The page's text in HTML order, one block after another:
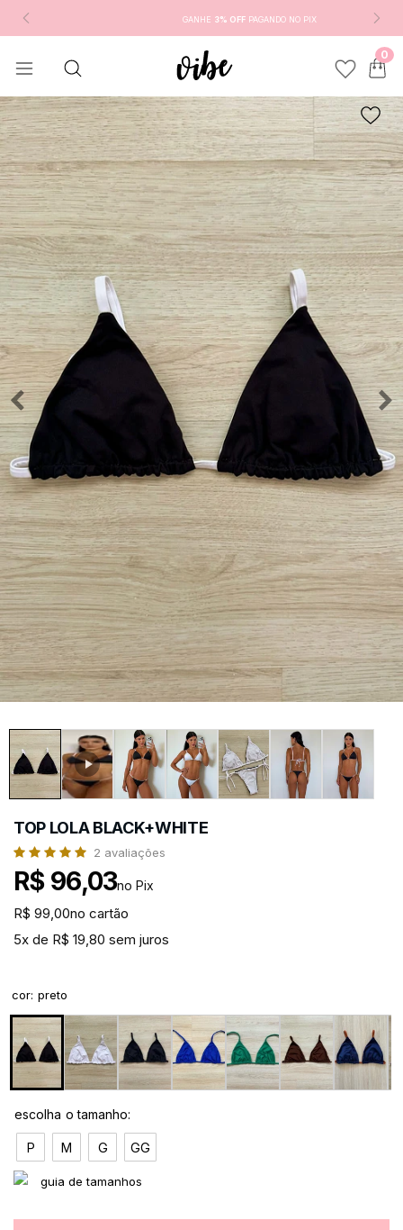
3% OFFPAGANDO NO PIX
0
TOP LOLA BLACK+WHITE
2 avaliações
R$ 96,03no Pix
R$ 99,00no cartão
5x de R$ 19,80 sem juros
cor: preto
P M G GG